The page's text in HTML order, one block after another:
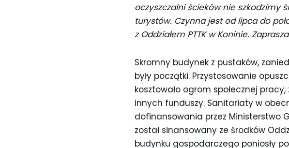
oczyszczalni ścieków nie szkodzimy
turystów. Czynna jest od lipca do
z Oddziałem PTTK w Koninie.
Skromny budynek z pustaków,
były początki. Przystosowanie
kosztowało ogrom społecznej
innych funduszy. Sanitariaty w
dofinansowania przez Ministerstwo
został sinansowany ze środków
budynku gospodarczego poniosły